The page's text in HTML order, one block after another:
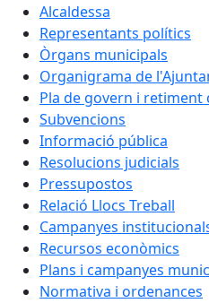
Alcaldessa
Representants polítics
Òrgans municipals
Organigrama de
Pla de govern i retiment
Subvencions
Informació pública
Resolucions judicials
Pressupostos
Relació Llocs Treball
Campanyes
Recursos econòmics
Plans i campanyes
Normativa i ordenances